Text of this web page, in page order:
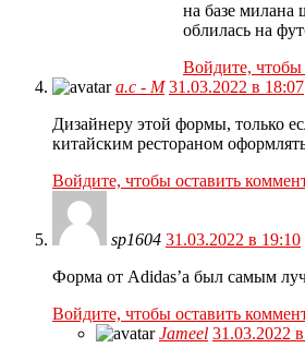
на базе милана
облилась на
Войдите, чтобы
а.с - М 31.03.2022 в 18:07
Дизайнеру этой формы, только
китайским рестораном
Войдите, чтобы оставить
sp1604 31.03.2022 в 19:10
Форма от Adidas’a был самым
Войдите, чтобы оставить
Jameel 31.03.2022